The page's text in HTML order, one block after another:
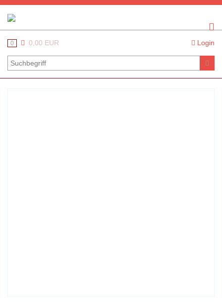
0 0,00 EUR Login